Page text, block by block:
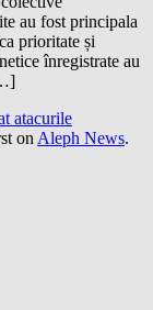
au fost principala
prioritate și
înregistrate au
atacurile
on Aleph News.